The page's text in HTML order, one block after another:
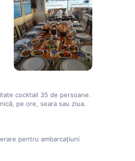
cocktail 35 de persoane.
pe ore, seara sau ziua.
pentru ambarcațiuni